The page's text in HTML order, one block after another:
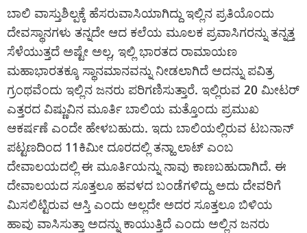
ಬಾಲಿ ವಾಸ್ತುಶಿಲ್ಪಕ್ಕೆ ಹೆಸರುವಾಸಿಯಾಗಿದ್ದು ಇಲ್ಲಿನ ಪ್ರತಿಯೊಂದು
ದೇವಸ್ಥಾನಗಳು ತನ್ನದೇ ಆದ ಕಲೆಯ ಮೂಲಕ ಪ್ರವಾಸಿಗರನ್ನು ತನ್ನತ್ತ
ಸೆಳೆಯುತ್ತದೆ ಅಷ್ಟೇ ಅಲ್ಲ, ಇಲ್ಲಿ ಭಾರತದ ರಾಮಾಯಣ
ಮಹಾಭಾರತಕ್ಕೂ ಸ್ಥಾನಮಾನವನ್ನು ನೀಡಲಾಗಿದೆ ಅದನ್ನು ಪವಿತ್ರ
ಗ್ರಂಥವೆಂದು ಇಲ್ಲಿನ ಜನರು ಪರಿಗಣಿಸುತ್ತಾರೆ. ಇಲ್ಲಿರುವ 20 ಮೀಟರ್
ಎತ್ತರದ ವಿಷ್ಣುವಿನ ಮೂರ್ತಿ ಬಾಲಿಯ ಮತ್ತೊಂದು ಪ್ರಮುಖ
ಆಕರ್ಷಣೆ ಎಂದೇ ಹೇಳಬಹುದು. ಇದು ಬಾಲಿಯಲ್ಲಿರುವ ಟಬನಾನ್
ಪಟ್ಟಣದಿಂದ 11ಕಿಮೀ ದೂರದಲ್ಲಿ ತನ್ಹಾ ಲಾಟ್ ಎಂಬ
ದೇವಾಲಯದಲ್ಲಿ ಈ ಮೂರ್ತಿಯನ್ನು ನಾವು ಕಾಣಬಹುದಾಗಿದೆ. ಈ
ದೇವಾಲಯದ ಸೂತ್ತಲೂ ಹವಳದ ಬಂಡೆಗಳಿದ್ದು ಅದು ದೇವರಿಗೆ
ಮಿಸಲಿಟ್ಟಿರುವ ಆಸ್ತಿ ಎಂದು ಅಲ್ಲದೇ ಅದರ ಸೂತ್ತಲೂ ಬಿಳಿಯ
ಹಾವು ವಾಸಿಸುತ್ತಾ ಅದನ್ನು ಕಾಯುತ್ತಿದೆ ಎಂದು ಅಲ್ಲಿನ ಜನರು